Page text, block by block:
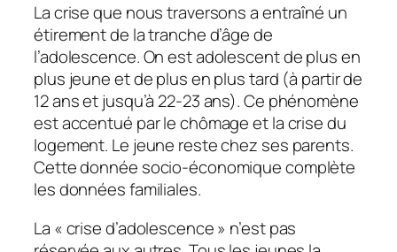
La crise que nous traversons a entraîné un
étirement de la tranche d’âge de
l’adolescence. On est adolescent de plus en
plus jeune et de plus en plus tard (à partir de
12 ans et jusqu’à 22-23 ans). Ce phénomène
est accentué par le chômage et la crise du
logement. Le jeune reste chez ses parents.
Cette donnée socio-économique complète
les données familiales.
La « crise d’adolescence » n’est pas